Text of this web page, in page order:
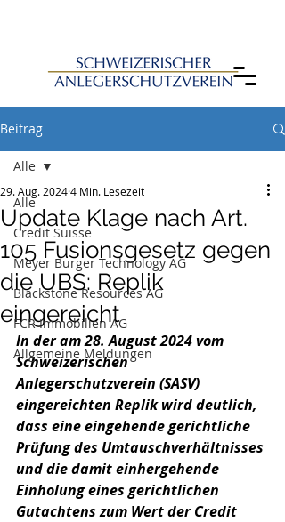
Beitrag
Alle
Credit Suisse
Meyer Burger Technology AG
Blackstone Resources AG
FCR Immobilien AG
Allgemeine Meldungen
Alle
Update Klage nach Art.
105 Fusionsgesetz gegen
die UBS: Replik
eingereicht
29. Aug. 20244 Min. Lesezeit
In der am 28. August 2024 vom
Schweizerischen
Anlegerschutzverein (SASV)
eingereichten Replik wird deutlich,
dass eine eingehende gerichtliche
Prüfung des Umtauschverhältnisses
und die damit einhergehende
Einholung eines gerichtlichen
Gutachtens zum Wert der Credit